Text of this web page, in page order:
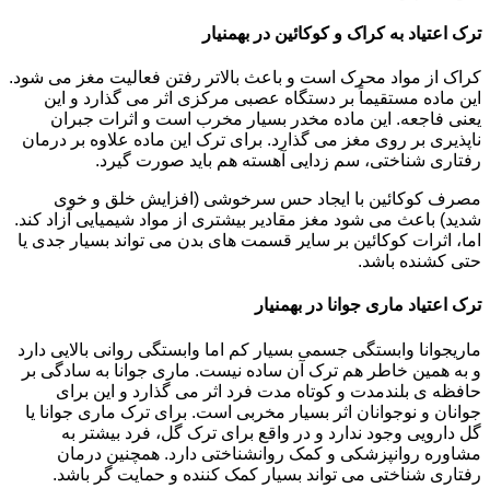
ترک اعتیاد به کراک و کوکائین در بهمنیار
کراک از مواد محرک است و باعث بالاتر رفتن فعالیت مغز می شود.
این ماده مستقیماً بر دستگاه عصبی مرکزی اثر می گذارد و این
یعنی فاجعه. این ماده مخدر بسیار مخرب است و اثرات جبران
ناپذیری بر روی مغز می گذارد. برای ترک این ماده علاوه بر درمان
رفتاری شناختی، سم زدایی آهسته هم باید صورت گیرد.
مصرف کوکائین با ایجاد حس سرخوشی (افزایش خلق و خوی
شدید) باعث می شود مغز مقادیر بیشتری از مواد شیمیایی آزاد کند.
اما، اثرات کوکائین بر سایر قسمت های بدن می تواند بسیار جدی یا
حتی کشنده باشد.
ترک اعتیاد ماری جوانا در بهمنیار
ماریجوانا وابستگی جسمی بسیار کم اما وابستگی روانی بالایی دارد
و به همین خاطر هم ترک آن ساده نیست. ماری جوانا به سادگی بر
حافظه ی بلندمدت و کوتاه مدت فرد اثر می گذارد و این برای
جوانان و نوجوانان اثر بسیار مخربی است. برای ترک ماری جوانا یا
گل دارویی وجود ندارد و در واقع برای ترک گل، فرد بیشتر به
مشاوره روانپزشکی و کمک روانشناختی دارد. همچنین درمان
رفتاری شناختی می تواند بسیار کمک کننده و حمایت گر باشد.